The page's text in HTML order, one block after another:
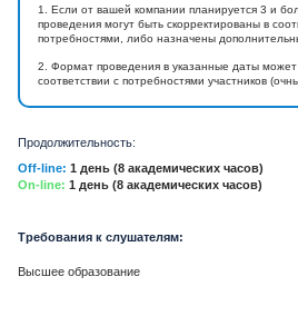
1. Если от вашей компании планируется 3 и
проведения могут быть скорректированы в
потребностями, либо назначены
2. Формат проведения в указанные даты
соответствии с потребностями участников
Продолжительность:
Off-line: 1 день (8 академических часов)
On-line: 1 день (8 академических часов)
Требования к слушателям:
Высшее образование